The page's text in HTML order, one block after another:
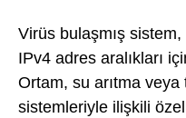
Virüs bulaşmış sistem,
IPv4 adres aralıkları
Ortam, su arıtma veya
sistemleriyle ilişkili